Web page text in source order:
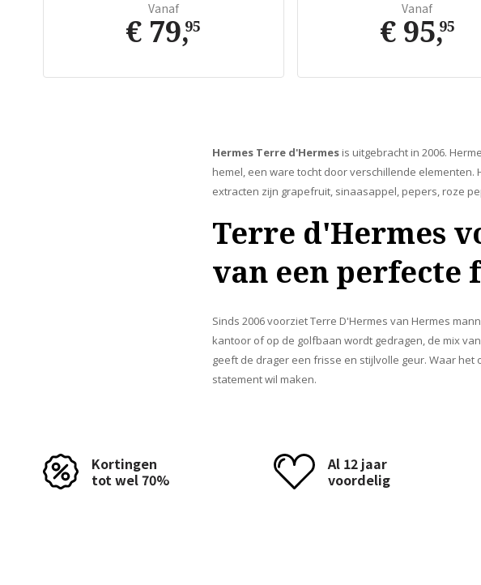
Vanaf
€ 79,95
Vanaf
€ 95,95
Hermes Terre d'Hermes is uitgebracht in 2006.
hemel, een ware tocht door verschillende
extracten zijn grapefruit, sinaasappel, pepers, roze
Terre d'Hermes
van een perfecte
Sinds 2006 voorziet Terre D'Hermes van Hermes
kantoor of op de golfbaan wordt gedragen, de mix
geeft de drager een frisse en stijlvolle geur. Waar
statement wil maken.
Kortingen
tot wel 70%
Al 12 jaar
voordelig